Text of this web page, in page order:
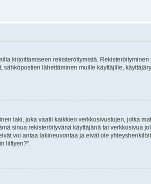
kirjoittamiseen rekisteröitymistä.
lähettäminen muille käyttäjille,
laki, joka vaatii kaikkien verkkosivustojen, jotka
sinua rekisteröityvänä käyttäjänä tai verkkosivua
voi antaa lakineuvontaa ja eivät ole
liittyen?”.